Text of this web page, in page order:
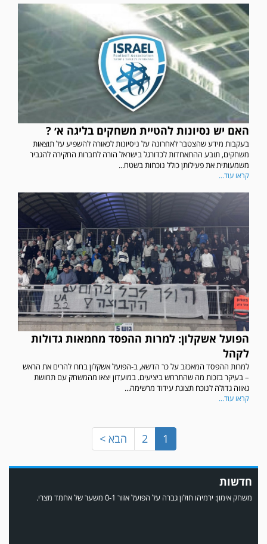
האם יש נסיונות להטיית משחקים בליגה א׳ ?
בעקבות מידע שהצטבר לאחרונה על ניסיונות לכאורה להשפיע על תוצאות
משחקים, תובע ההתאחדות לכדורגל בישראל הורה לחברות החקירה להגביר
משמעותית את פעילותן כולל נוכחות בשטח...
קראו עוד...
הפועל אשקלון: למרות ההפסד מחמאות גדולות
לקהל
למרות ההפסד המאכזב על כר הדשא, ב-הפועל אשקלון בחרו להרים את הראש
– בעיקר בזכות מה שהתרחש ביציעים. במועדון יצאו מהמשחק עם תחושת
גאווה גדולה לנוכח תצוגת עידוד מרשימה...
קראו עוד...
1
2 הבא >
חדשות
במשחק אימון שהתקיים הבוקר יום ה' ניצחה קרית מלאכי את עירוני אשדוד 5-0.
משחק אימון: ירמיהו חולון גברה על הפועל אזור 0-1 משער של אחמד מצרי.